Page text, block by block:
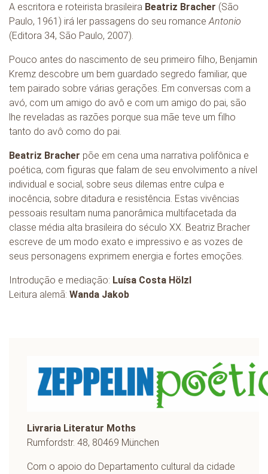
A escritora e roteirista brasileira Beatriz Bracher (São
Paulo, 1961) irá ler passagens do seu romance Antonio
(Editora 34, São Paulo, 2007).
Pouco antes do nascimento de seu primeiro filho, Benjamin
Kremz descobre um bem guardado segredo familiar, que
tem pairado sobre várias gerações. Em conversas com a
avó, com um amigo do avô e com um amigo do pai, são
lhe reveladas as razões porque sua mãe teve um filho
tanto do avô como do pai.
Beatriz Bracher põe em cena uma narrativa polifônica e
poética, com figuras que falam de seu envolvimento a nível
individual e social, sobre seus dilemas entre culpa e
inocência, sobre ditadura e resistência. Estas vivências
pessoais resultam numa panorâmica multifacetada da
classe média alta brasileira do século XX. Beatriz Bracher
escreve de um modo exato e impressivo e as vozes de
seus personagens exprimem energia e fortes emoções.
Introdução e mediação: Luísa Costa Hölzl
Leitura alemã: Wanda Jakob
Livraria Literatur Moths
Rumfordstr. 48, 80469 München
Com o apoio do Departamento cultural da cidade